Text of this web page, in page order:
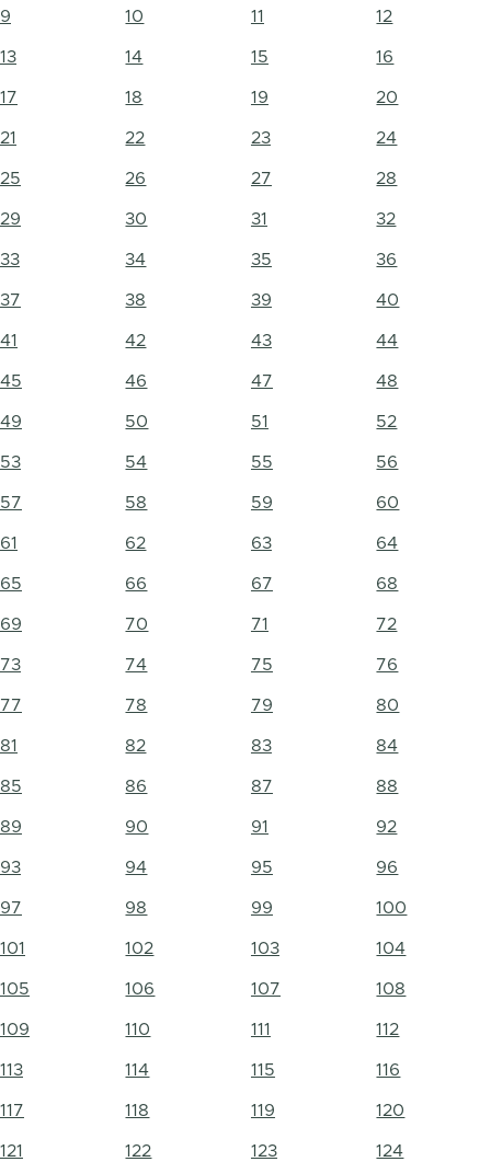
9 10 11 12
13 14 15 16
17 18 19 20
21 22 23 24
25 26 27 28
29 30 31 32
33 34 35 36
37 38 39 40
41 42 43 44
45 46 47 48
49 50 51 52
53 54 55 56
57 58 59 60
61 62 63 64
65 66 67 68
69 70 71 72
73 74 75 76
77 78 79 80
81 82 83 84
85 86 87 88
89 90 91 92
93 94 95 96
97 98 99 100
101 102 103 104
105 106 107 108
109 110 111 112
113 114 115 116
117 118 119 120
121 122 123 124